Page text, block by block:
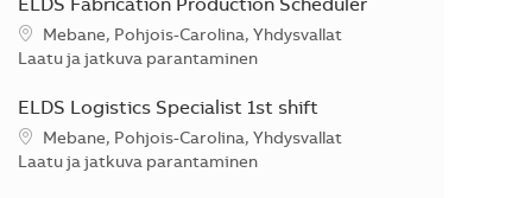
ELDS Fabrication Production Scheduler
SijaintiMebane, Pohjois-Carolina, Yhdysvallat
Kategoria
Laatu ja jatkuva parantaminen
ELDS Logistics Specialist 1st shift
SijaintiMebane, Pohjois-Carolina, Yhdysvallat
Kategoria
Laatu ja jatkuva parantaminen